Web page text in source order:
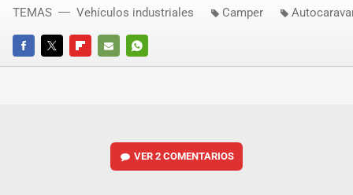
FACEBOOKTWITTERFLIPBOARD
E-
WHATSAPP
TEMAS Vehículos industriales Camper
VER2 COMENTARIOS